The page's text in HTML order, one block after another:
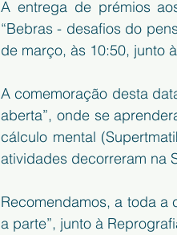
A entrega de prémios
“Bebras - desafios do
de março, às 10:50, junto
A comemoração desta
aberta”, onde se
cálculo mental
atividades decorreram na
Recomendamos, a toda a
a parte”, junto à